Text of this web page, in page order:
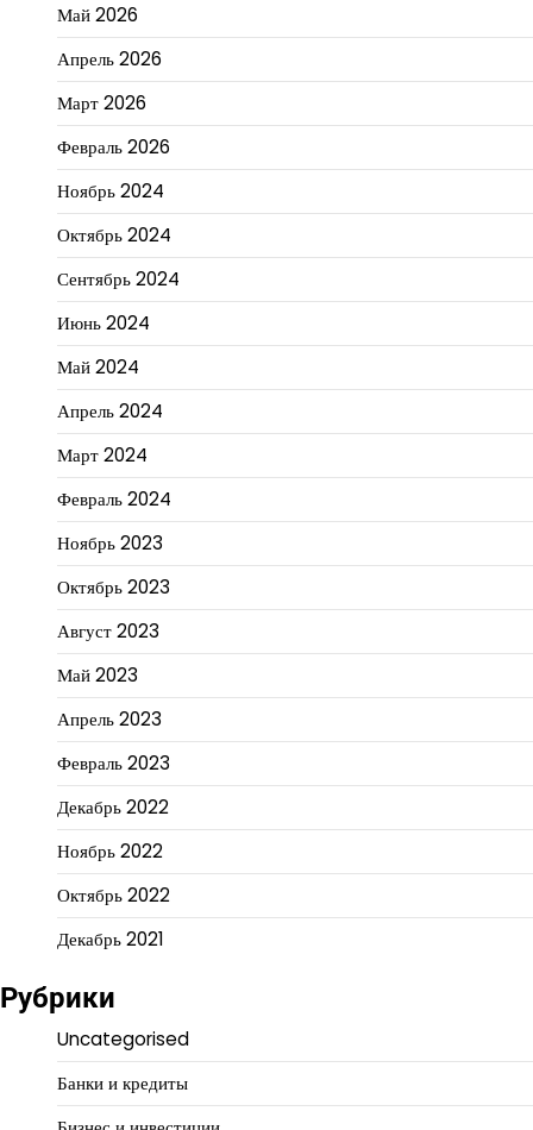
Май 2026
Апрель 2026
Март 2026
Февраль 2026
Ноябрь 2024
Октябрь 2024
Сентябрь 2024
Июнь 2024
Май 2024
Апрель 2024
Март 2024
Февраль 2024
Ноябрь 2023
Октябрь 2023
Август 2023
Май 2023
Апрель 2023
Февраль 2023
Декабрь 2022
Ноябрь 2022
Октябрь 2022
Декабрь 2021
Рубрики
Uncategorised
Банки и кредиты